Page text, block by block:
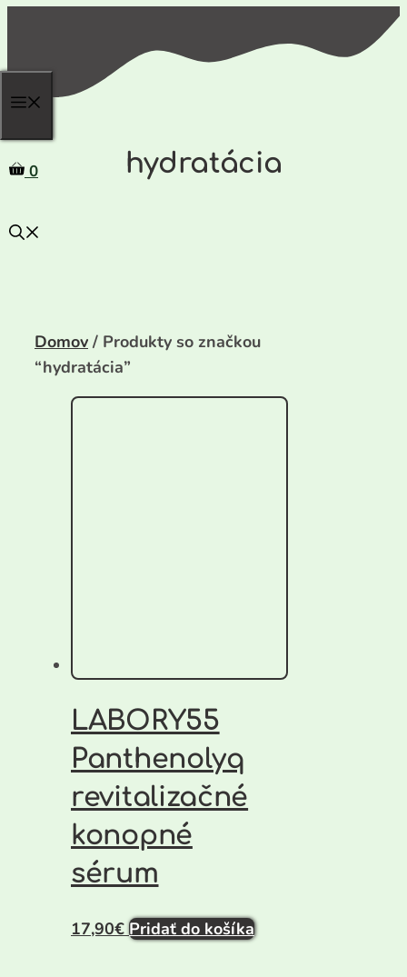
obsah
0 hydratácia
Domov / Produkty so značkou
“hydratácia”
LABORY55
Panthenolyq
revitalizačné
konopné
sérum
17,90€ Pridať do košíka